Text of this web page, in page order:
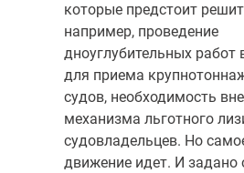
которые предстоит
например, проведение
дноуглубительных работ
для приема
судов, необходимость
механизма льготного
судовладельцев. Но
движение идет. И